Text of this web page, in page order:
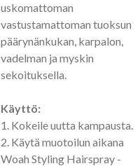
uskomattoman
vastustamattoman tuoksun
päärynänkukan, karpalon,
vadelman ja myskin
sekoituksella.
Käyttö:
1. Kokeile uutta kampausta.
2. Käytä muotoilun aikana
Woah Styling Hairspray -